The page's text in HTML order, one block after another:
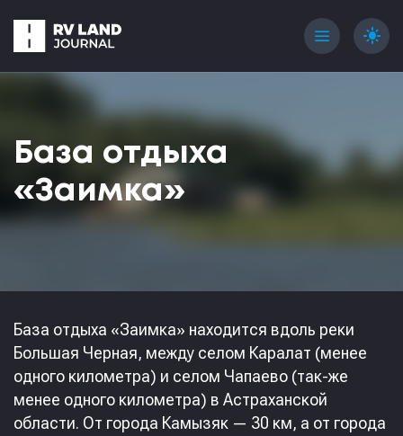
menu light_mode
База отдыха
«Заимка»
База отдыха «Заимка» находится вдоль реки
Большая Черная, между селом Каралат (менее
одного километра) и селом Чапаево (так-же
менее одного километра) в Астраханской
области. От города Камызяк — 30 км, а от города